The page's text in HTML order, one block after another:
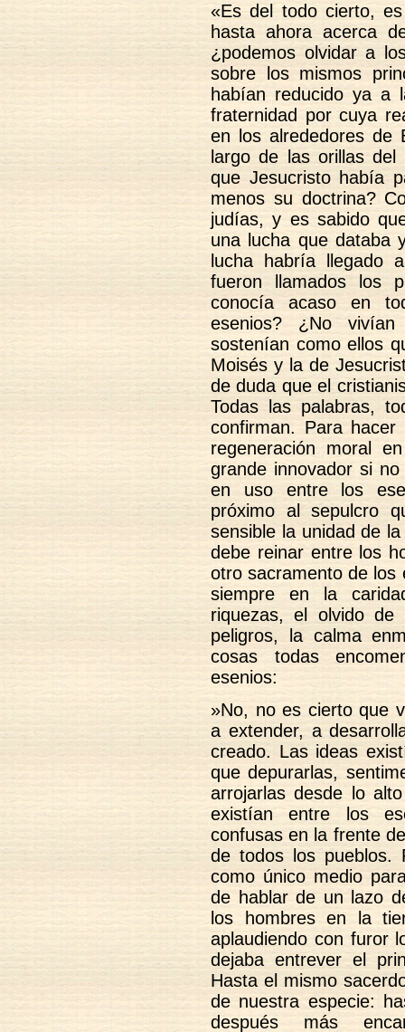
«Es del todo cierto,
hasta ahora acerca
¿podemos olvidar a
sobre los mismos
habían reducido ya a
fraternidad por cuya
en los alrededores de
largo de las orillas
que Jesucristo había
menos su doctrina?
judías, y es sabido
una lucha que databa
lucha habría llegado
fueron llamados los
conocía acaso en
esenios? ¿No
sostenían como ellos
Moisés y la de
de duda que el
Todas las palabras,
confirman. Para
regeneración moral
grande innovador si
en uso entre los
próximo al sepulcro
sensible la unidad de
debe reinar entre los
otro sacramento de los
siempre en la
riquezas, el olvido
peligros, la calma
cosas todas
esenios:
»No, no es cierto que
a extender, a
creado. Las ideas
que depurarlas,
arrojarlas desde lo
existían entre los
confusas en la frente
de todos los pueblos.
como único medio
de hablar de un lazo
los hombres en la
aplaudiendo con furor
dejaba entrever el
Hasta el mismo
de nuestra especie:
después más